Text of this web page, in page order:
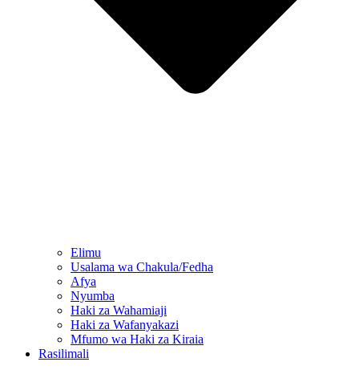
Elimu
Usalama wa Chakula/Fedha
Afya
Nyumba
Haki za Wahamiaji
Haki za Wafanyakazi
Mfumo wa Haki za Kiraia
Rasilimali